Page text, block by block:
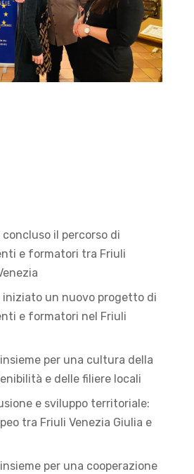
concluso il percorso di
e formatori tra Friuli
iniziato un nuovo progetto di
e formatori nel Friuli
per una cultura della
e delle filiere locali
e sviluppo territoriale:
tra Friuli Venezia Giulia e
per una cooperazione